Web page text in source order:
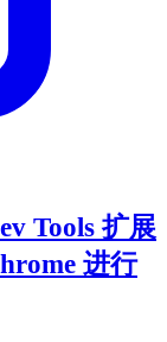
Tools 扩展
进行